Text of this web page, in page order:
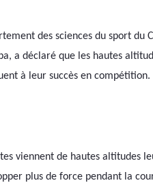
des sciences du sport du
a déclaré que les hautes
à leur succès en compétition.
viennent de hautes altitudes
plus de force pendant la